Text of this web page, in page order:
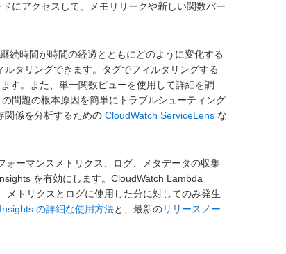
にアクセスして、メモリリークや新しい関数バー
続時間が時間の経過とともにどのように変化する
タリングできます。タグでフィルタリングする
す。また、単一関数ビューを使用して詳細を調
問題の根本原因を簡単にトラブルシューティング
関係を分析するための CloudWatch ServiceLens な
ーマンスメトリクス、ログ、メタデータの収集
を有効にします。CloudWatch Lambda
メトリクスとログに使用した分に対してのみ発生
の詳細な使用方法と、最新のリリースノー